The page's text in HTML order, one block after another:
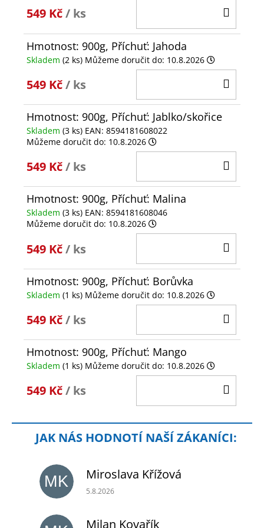
549 Kč/ ks
Hmotnost: 900g, Příchuť: Jahoda
Skladem (2 ks) Můžeme doručit do: 10.8.2026
549 Kč/ ks
Hmotnost: 900g, Příchuť: Jablko/skořice
Skladem (3 ks) EAN: 8594181608022
Můžeme doručit do: 10.8.2026
549 Kč/ ks
Hmotnost: 900g, Příchuť: Malina
Skladem (3 ks) EAN: 8594181608046
Můžeme doručit do: 10.8.2026
549 Kč/ ks
Hmotnost: 900g, Příchuť: Borůvka
Skladem (1 ks) Můžeme doručit do: 10.8.2026
549 Kč/ ks
Hmotnost: 900g, Příchuť: Mango
Skladem (1 ks) Můžeme doručit do: 10.8.2026
549 Kč/ ks
MK Miroslava Křížová
Hodnocení obchodu je 5 z 5 hvězdiček.
5.8.2026
Milan Kovařík